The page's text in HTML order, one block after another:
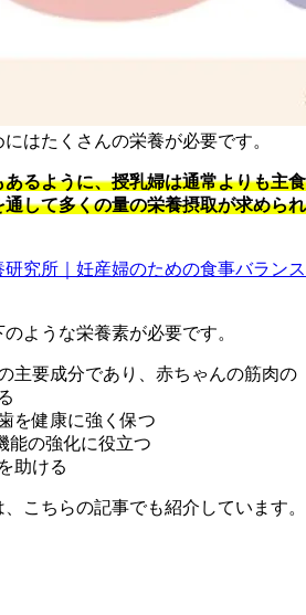
はたくさんの栄養が必要です。
るように、授乳婦は通常よりも主食
して多くの量の栄養摂取が求められ
研究所｜妊産婦のための食事バランス
ような栄養素が必要です。
主要成分であり、赤ちゃんの筋肉の
を健康に強く保つ
能の強化に役立つ
助ける
こちらの記事でも紹介しています。